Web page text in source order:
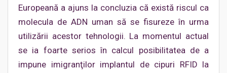
Europeană a ajuns la concluzia că există riscul ca
molecula de ADN uman să se fisureze în urma
utilizării acestor tehnologii. La momentul actual
se ia foarte serios în calcul posibilitatea de a
impune imigranţilor implantul de cipuri RFID la